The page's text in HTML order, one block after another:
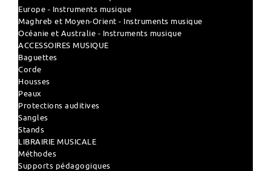
Europe - Instruments musique
Maghreb et Moyen-Orient - Instruments musique
Océanie et Australie - Instruments musique
ACCESSOIRES MUSIQUE
Baguettes
Corde
Housses
Peaux
Protections auditives
Sangles
Stands
LIBRAIRIE MUSICALE
Méthodes
Supports pédagogiques